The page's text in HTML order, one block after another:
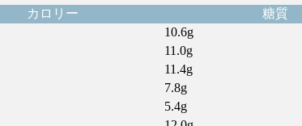
カロリー
糖質
10.6g
11.0g
11.4g
7.8g
5.4g